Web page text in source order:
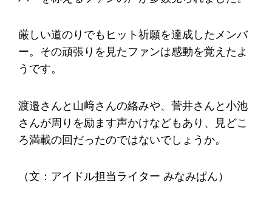
厳しい道のりでもヒット祈願を達成したメンバ
ー。その頑張りを見たファンは感動を覚えたよ
うです。
渡邉さんと山﨑さんの絡みや、菅井さんと小池
さんが周りを励ます声かけなどもあり、見どこ
ろ満載の回だったのではないでしょうか。
（文：アイドル担当ライター みなみぱん）